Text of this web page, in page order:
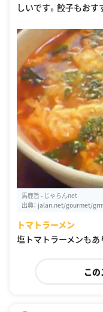
しいです。餃子もおす
馬鹿旨 - じゃらんnet
出典： jalan.net/gourmet/
トマトラーメン
塩トマトラーメンもあ
こ